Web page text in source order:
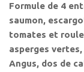
Formule de 4
saumon,
tomates et
asperges
Angus, dos de